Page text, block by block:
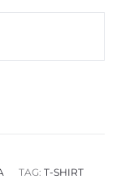
TAG: T-SHIRT